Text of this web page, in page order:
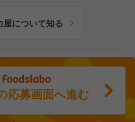
屋について知る
応募画面へ進む